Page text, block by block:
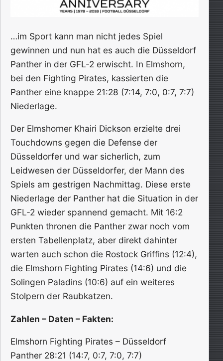
…im Sport kann man nicht jedes Spiel
gewinnen und nun hat es auch die Düsseldorf
Panther in der GFL-2 erwischt. In Elmshorn,
bei den Fighting Pirates, kassierten die
Panther eine knappe 21:28 (7:14, 7:0, 0:7, 7:7)
Niederlage.
Der Elmshorner Khairi Dickson erzielte drei
Touchdowns gegen die Defense der
Düsseldorfer und war sicherlich, zum
Leidwesen der Düsseldorfer, der Mann des
Spiels am gestrigen Nachmittag. Diese erste
Niederlage der Panther hat die Situation in der
GFL-2 wieder spannend gemacht. Mit 16:2
Punkten thronen die Panther zwar noch vom
ersten Tabellenplatz, aber direkt dahinter
warten auch schon die Rostock Griffins (12:4),
die Elmshorn Fighting Pirates (14:6) und die
Solingen Paladins (10:6) auf ein weiteres
Stolpern der Raubkatzen.
Zahlen – Daten – Fakten:
Elmshorn Fighting Pirates – Düsseldorf
Panther 28:21 (14:7, 0:7, 7:0, 7:7)